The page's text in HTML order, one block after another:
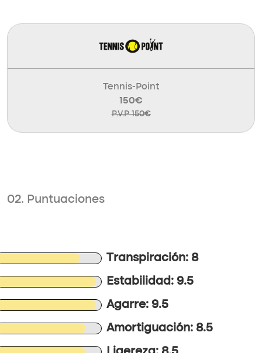
Tennis-Point
150€
P.V.P 150€
02. Puntuaciones
Transpiración: 8
Estabilidad: 9.5
Agarre: 9.5
Amortiguación: 8.5